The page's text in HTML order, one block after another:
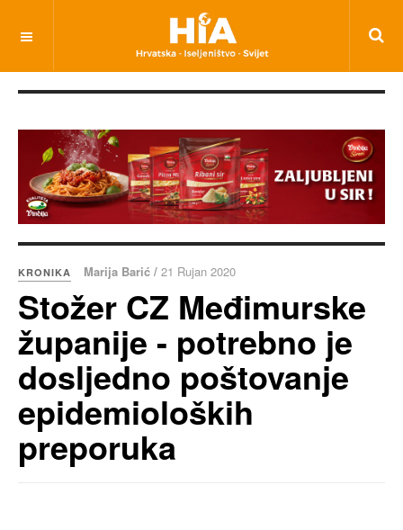
KRONIKA Marija Barić / 21 Rujan 2020
Stožer CZ Međimurske
županije - potrebno je
dosljedno poštovanje
epidemioloških
preporuka